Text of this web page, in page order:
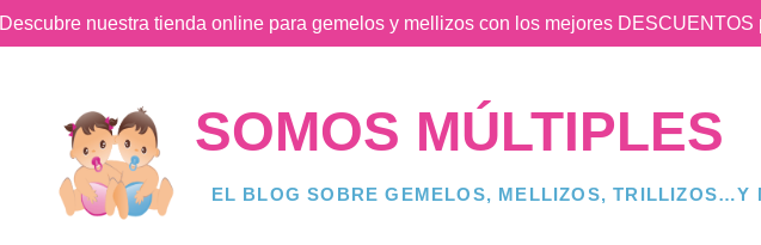
Descubre nuestra tienda online para gemelos y mellizos con los mejores DESCUENTOS
SOMOS MÚLTIPLES
EL BLOG SOBRE GEMELOS, MELLIZOS, TRILLIZOS…Y